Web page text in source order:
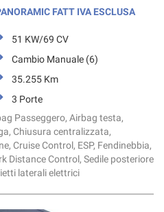
FATT IVA ESCLUSA
51 KW/69 CV
Cambio Manuale (6)
35.255 Km
3 Porte
Passeggero, Airbag testa,
Chiusura centralizzata,
Cruise Control, ESP, Fendinebbia,
Distance Control, Sedile posteriore
laterali elettrici